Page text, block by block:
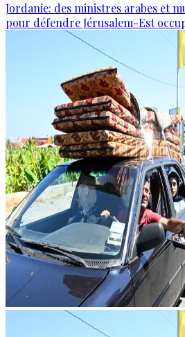
Jordanie: des ministres arabes et
pour défendre Jérusalem-Est